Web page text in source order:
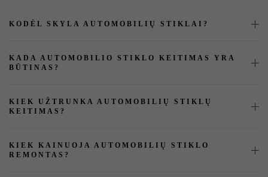
KODĖL SKYLA AUTOMOBILIŲ STIKLAI?
KADA AUTOMOBILIO STIKLO KEITIMAS YRA
BŪTINAS?
KIEK UŽTRUNKA AUTOMOBILIŲ STIKLŲ
KEITIMAS?
KIEK KAINUOJA AUTOMOBILIŲ STIKLO
REMONTAS?